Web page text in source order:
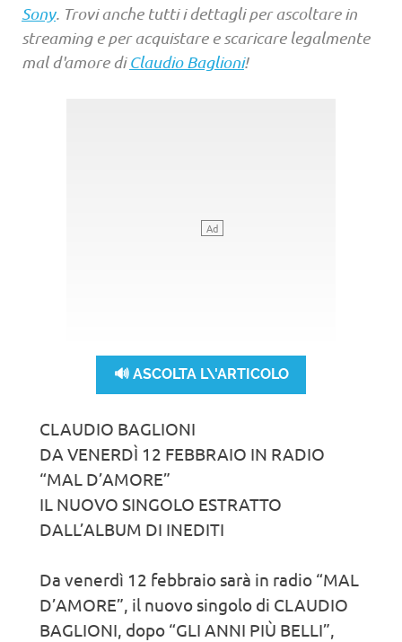
Sony. Trovi anche tutti i dettagli per ascoltare in
streaming e per acquistare e scaricare legalmente
mal d'amore diClaudio Baglioni!
🔊 ASCOLTA L\'ARTICOLO
CLAUDIO BAGLIONI
DA VENERDÌ 12 FEBBRAIO IN RADIO
“MAL D’AMORE”
IL NUOVO SINGOLO ESTRATTO
DALL’ALBUM DI INEDITI
Da venerdì 12 febbraio sarà in radio “MAL
D’AMORE”, il nuovo singolo di CLAUDIO
BAGLIONI, dopo “GLI ANNI PIÙ BELLI”,